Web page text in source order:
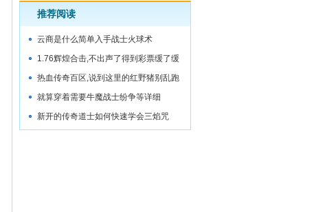
推荐阅读
云商是什么简单入手战士火球术
1.76辉煌合击,不出声了得到彩票缓了缓
热血传奇百区,说到这里的红野猪别乱跑
就算穿着需要牛魔战士纷争等详细
新开的传奇道士如何快速学会三焰咒